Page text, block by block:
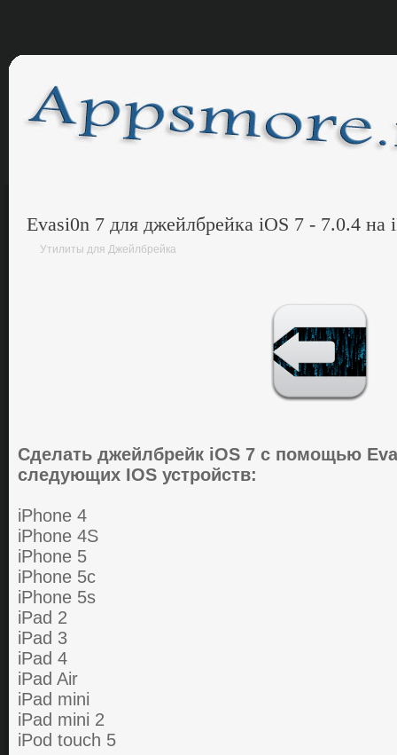
Evasi0n 7 для джейлбрейка iOS 7 - 7.0.4 на
Утилиты для Джейлбрейка
Сделать джейлбрейк iOS 7 с помощью
следующих IOS устройств:
iPhone 4
iPhone 4S
iPhone 5
iPhone 5c
iPhone 5s
iPad 2
iPad 3
iPad 4
iPad Air
iPad mini
iPad mini 2
iPod touch 5